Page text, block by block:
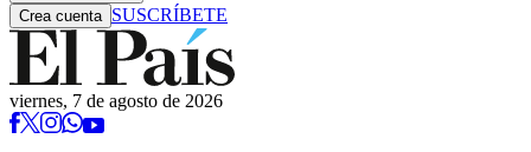
Crea cuenta SUSCRÍBETE
viernes, 7 de agosto de 2026